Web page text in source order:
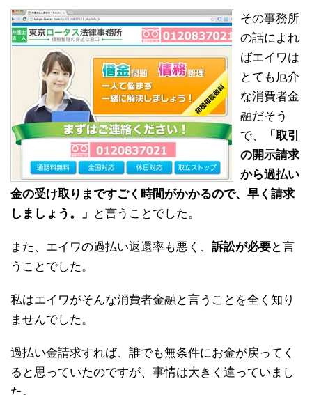
その事務所
の話によれ
ばエイワは
とても厄介
な消費者金
融だそう
で、
「取引
の開示請求
から過払い
金の受け取りまですごく時間がかかるので、早く請求
しましょう。」
と言うことでした。
また、エイワの過払い返還率も悪く、 訴訟が必要と言
うことでした。
私はエイワがそんな消費者金融と言うことを全く知り
ませんでした。
過払い金請求すれば、誰でも無条件にお金が戻ってく
ると思っていたのですが、事情は大きく違っていまし
た。